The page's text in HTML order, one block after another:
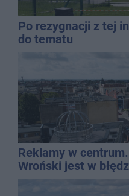
Po rezygnacji z tej
do tematu
Reklamy w
Wroński jest w